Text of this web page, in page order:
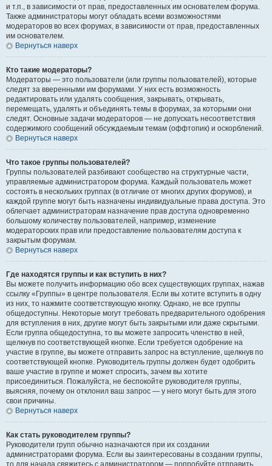
и т.п., в зависимости от прав, предоставленных им основателем форума.
Также администраторы могут обладать всеми возможностями
модераторов во всех форумах, в зависимости от прав, предоставленных
им основателем.
Вернуться наверх
Кто такие модераторы?
Модераторы — это пользователи (или группы пользователей), которые
следят за вверенными им форумами. У них есть возможность
редактировать или удалять сообщения, закрывать, открывать,
перемещать, удалять и объединять темы в форумах, за которыми они
следят. Основные задачи модераторов — не допускать несоответствия
содержимого сообщений обсуждаемым темам (оффтопик) и оскорблений.
Вернуться наверх
Что такое группы пользователей?
Группы пользователей разбивают сообщество на структурные части,
управляемые администратором форума. Каждый пользователь может
состоять в нескольких группах (в отличие от многих других форумов), и
каждой группе могут быть назначены индивидуальные права доступа. Это
облегчает администраторам назначение прав доступа одновременно
большому количеству пользователей, например, изменение
модераторских прав или предоставление пользователям доступа к
закрытым форумам.
Вернуться наверх
Где находятся группы и как вступить в них?
Вы можете получить информацию обо всех существующих группах, нажав
ссылку «Группы» в центре пользователя. Если вы хотите вступить в одну
из них, то нажмите соответствующую кнопку. Однако, не все группы
общедоступны. Некоторые могут требовать предварительного одобрения
для вступления в них, другие могут быть закрытыми или даже скрытыми.
Если группа общедоступна, то вы можете запросить членство в ней,
щелкнув по соответствующей кнопке. Если требуется одобрение на
участие в группе, вы можете отправить запрос на вступление, щелкнув по
соответствующей кнопке. Руководитель группы должен будет одобрить
ваше участие в группе и может спросить, зачем вы хотите
присоединиться. Пожалуйста, не беспокойте руководителя группы,
выясняя, почему он отклонил ваш запрос — у него могут быть для этого
свои причины.
Вернуться наверх
Как стать руководителем группы?
Руководители групп обычно назначаются при их создании
администраторами форума. Если вы заинтересованы в создании группы,
то для начала свяжитесь с администратором — попробуйте отправить